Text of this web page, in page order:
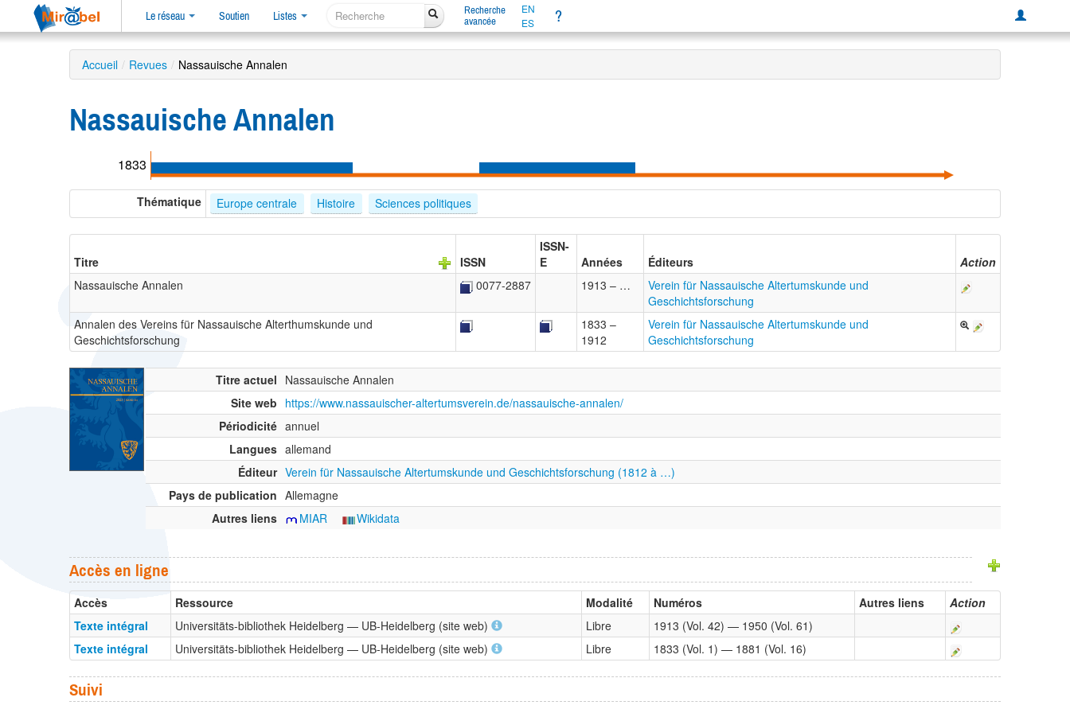
Le réseau Soutien Listes
Recherche
avancée
EN
ES
?
Accueil / Revues / Nassauische Annalen
Nassauische Annalen
1833
Thématique Europe centrale Histoire Sciences politiques
Titre ISSN
ISSN-
E
Années Éditeurs
Action
Nassauische Annalen
0077-2887 1913 – …
Verein für Nassauische Altertumskunde und
Geschichtsforschung
Annalen des Vereins für Nassauische Alterthumskunde und
Geschichtsforschung
1833 –
1912
Verein für Nassauische Altertumskunde und
Geschichtsforschung
Titre actuel Nassauische Annalen
Site web https://www.nassauischer-altertumsverein.de/nassauische-annalen/
Périodicité annuel
Langues allemand
Éditeur Verein für Nassauische Altertumskunde und Geschichtsforschung (1812 à …)
Pays de publication Allemagne
Autres liens
MIAR Wikidata
Accès en ligne
Accès Ressource Modalité Numéros Autres liens
Action
Texte intégral
Universitäts-bibliothek Heidelberg — UB-Heidelberg (site web) Libre
1913 (Vol. 42) — 1950 (Vol. 61)
Texte intégral
Universitäts-bibliothek Heidelberg — UB-Heidelberg (site web) Libre 1833 (Vol. 1) — 1881 (Vol. 16)
Suivi